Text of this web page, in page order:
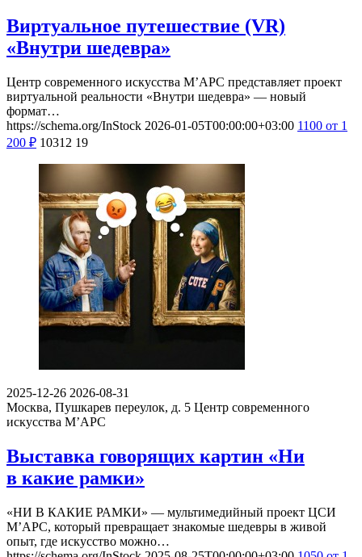
Виртуальное путешествие (VR)
«Внутри шедевра»
Центр современного искусства М’АРС представляет проект
виртуальной реальности «Внутри шедевра» — новый
формат…
https://schema.org/InStock 2026-01-05T00:00:00+03:00 1100 от 1
200 ₽ 10312 19
2025-12-26 2026-08-31
Москва, Пушкарев переулок, д. 5 Центр современного
искусства М’АРС
Выставка говорящих картин «Ни
в какие рамки»
«НИ В КАКИЕ РАМКИ» — мультимедийный проект ЦСИ
М’АРС, который превращает знакомые шедевры в живой
опыт, где искусство можно…